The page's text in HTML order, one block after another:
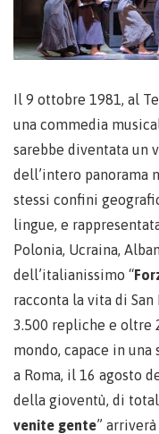
Il 9 ottobre 1981, al
una commedia
sarebbe diventata un
dell’intero panorama
stessi confini
lingue, e
Polonia, Ucraina,
dell’italianissimo “
racconta la vita di San
3.500 repliche e
mondo, capace in una
a Roma, il 16 agosto
della gioventù, di
venite gente”